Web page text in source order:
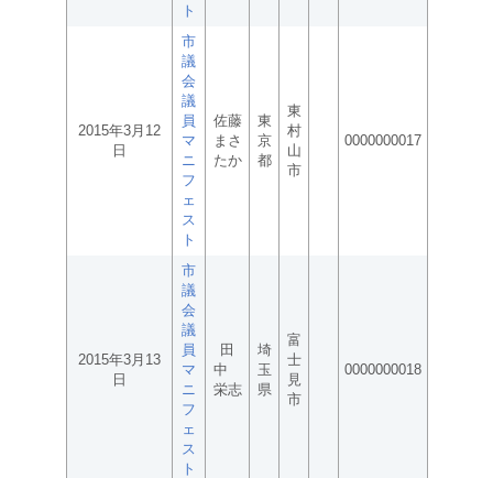
ト
2015年3月12
日
市
議
会
議
員
マ
ニ
フ
ェ
ス
ト
佐藤
まさ
たか
東
京
都
東
村
山
市
0000000017
2015年3月13
日
市
議
会
議
員
マ
ニ
フ
ェ
ス
ト
田
中
栄志
埼
玉
県
富
士
見
市
0000000018